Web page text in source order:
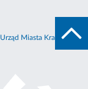
Urząd Miasta Krakowa